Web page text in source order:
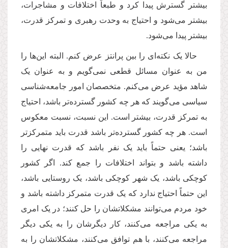
بیشتر گسترش پیدا کرد و طبعاً اختلافات و مشاجرات،
بیشتر می‌شود و احتیاج به وحدت رهبری و تمرکز قدرت،
بیشتر پیدا می‌شود.
حالا یک نکته‌ای را بین پرانتز عرض کنم. البته این‌ها را
من به عنوان مسائل قطعی نمی‌گویم و به عنوان یک
شاهد مؤید عرض می‌کنم. متخصصان امور جامعه‌شناسی
سیاسی می‌گویند که هر چه کشور گسترده‌تر باشد، احتیاج
به تمرکز قدرت، بیشتر است. این نسبت، نسبت معکوس
است. هر چه کشور گسترده‌تر باشد قدرت باید متمرکزتر
باشد؛ یعنی حتماً باید یک نفر باشد که قدرت نهایی را
داشته باشد و بتواند اختلافات را جمع کند. اگر کشور
کوچکی باشد، یک شهر کوچکی باشد، یک روستایی باشد،
این حتماً احتیاج ندارد که یک قدرت متمرکز داشته باشد و
خود مردم می‌توانند مشکلاتشان را حل کنند؛ در یک امری
به یکی مراجعه می‌کنند، کار دیگرشان را به یکی دیگر
مراجعه می‌کنند، با هم توافق می‌کنند، مشکلاتشان را به